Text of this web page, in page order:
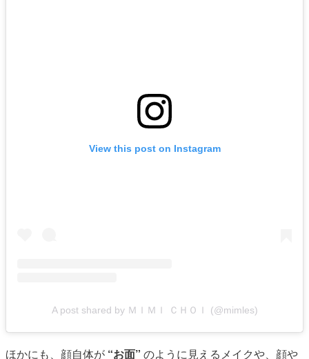
View this post on Instagram
A post shared by ＭＩＭＩ ＣＨＯＩ (@mimles)
ほかにも、顔自体が“お面” のように見えるメイクや、顔や